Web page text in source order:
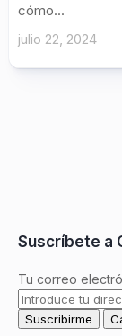
cómo...
julio 22, 2024
Suscríbete a
Tu correo